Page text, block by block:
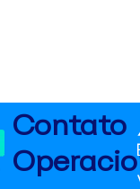
Contato